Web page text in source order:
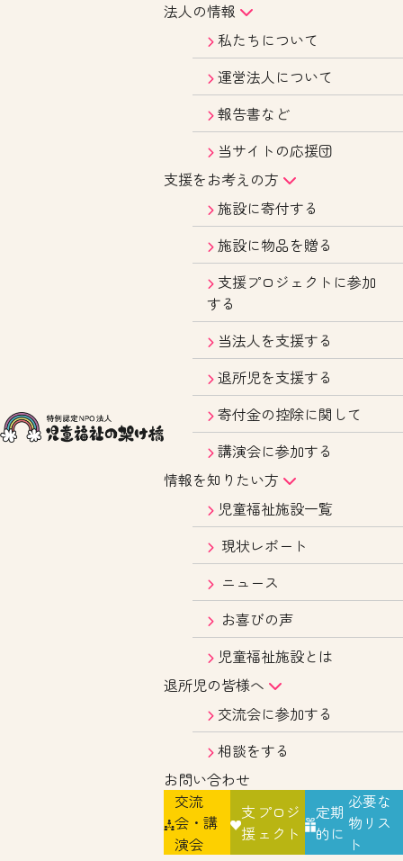
法人の情報
私たちについて
運営法人について
報告書など
当サイトの応援団
支援をお考えの方
施設に寄付する
施設に物品を贈る
支援プロジェクトに参加
する
当法人を支援する
退所児を支援する
寄付金の控除に関して
講演会に参加する
情報を知りたい方
児童福祉施設一覧
現状レポート
ニュース
お喜びの声
児童福祉施設とは
退所児の皆様へ
交流会に参加する
相談をする
お問い合わせ
交流
会・講
演会
支
援
プロジ
ェクト
定期
的に
必要な
物リス
ト